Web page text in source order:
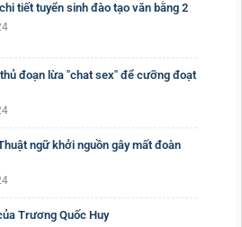
tiết tuyển sinh đào tạo văn bằng 2
đoạn lừa "chat sex" để cưỡng đoạt
ngữ khởi nguồn gây mất đoàn
Trương Quốc Huy